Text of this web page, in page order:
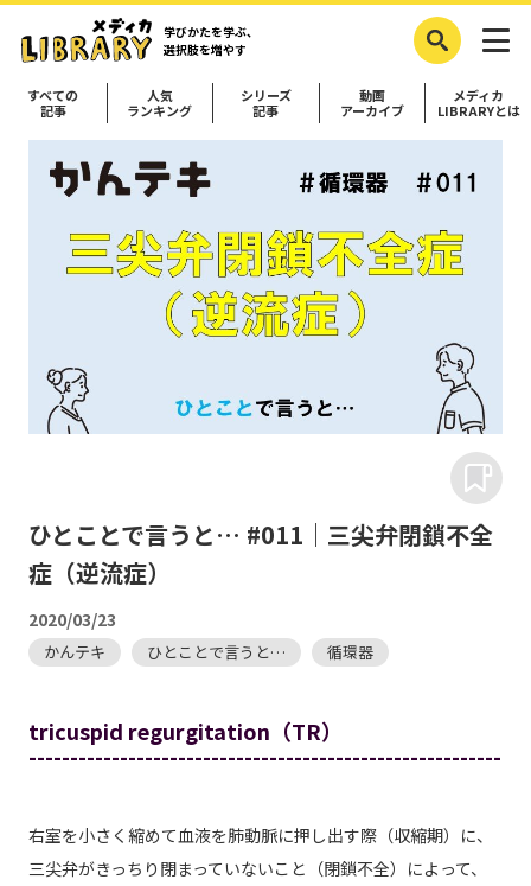
学びかたを学ぶ、
選択肢を増やす
すべての
記事
人気
ランキング
シリーズ
記事
動画
アーカイブ
メディカ
LIBRARYとは
ひとことで言うと… #011｜三尖弁閉鎖不全
症（逆流症）
2020/03/23
かんテキ ひとことで言うと… 循環器
tricuspid regurgitation（TR）
---------------------------------------------------------
右室を小さく縮めて血液を肺動脈に押し出す際（収縮期）に、
三尖弁がきっちり閉まっていないこと（閉鎖不全）によって、